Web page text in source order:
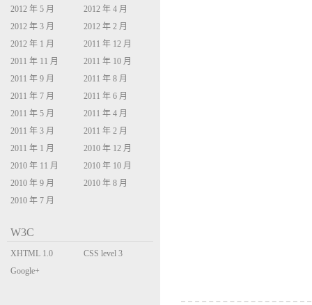
2012 年 5 月
2012 年 4 月
2012 年 3 月
2012 年 2 月
2012 年 1 月
2011 年 12 月
2011 年 11 月
2011 年 10 月
2011 年 9 月
2011 年 8 月
2011 年 7 月
2011 年 6 月
2011 年 5 月
2011 年 4 月
2011 年 3 月
2011 年 2 月
2011 年 1 月
2010 年 12 月
2010 年 11 月
2010 年 10 月
2010 年 9 月
2010 年 8 月
2010 年 7 月
W3C
XHTML 1.0
Transitional
CSS level 3
Google+